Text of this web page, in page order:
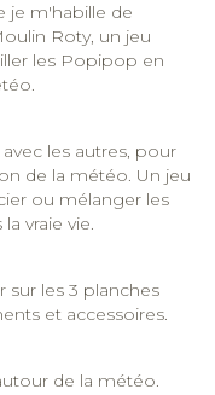
je m'habille de
Roty, un jeu
les Popipop en
les autres, pour
de la météo. Un jeu
ou mélanger les
vraie vie.
sur les 3 planches
et accessoires.
de la météo.